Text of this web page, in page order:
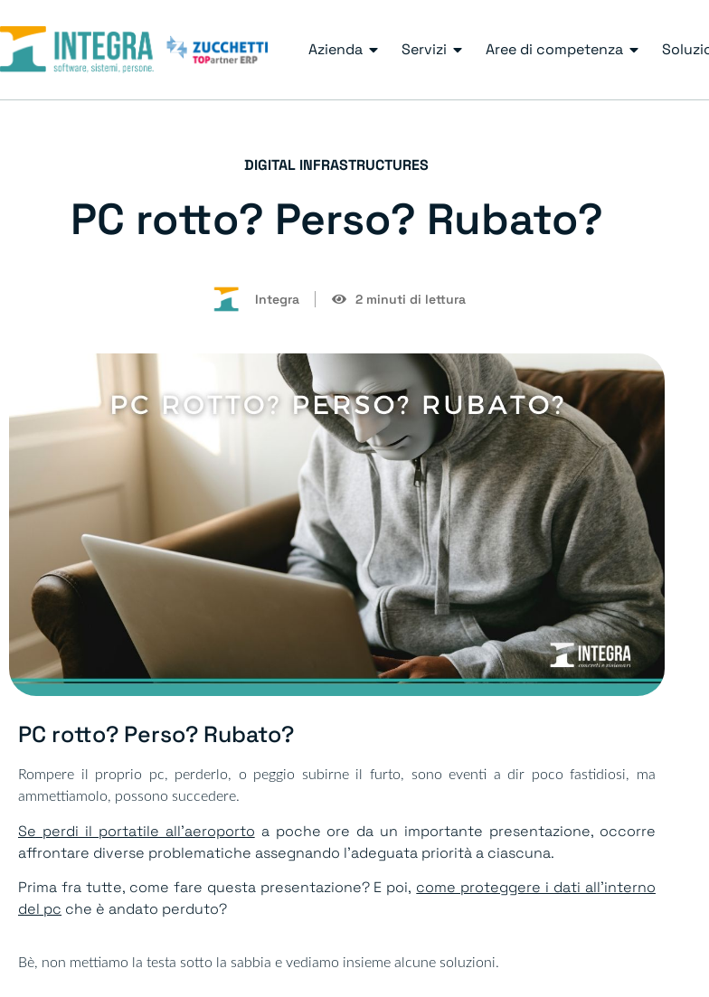
Azienda Servizi Aree di competenza
DIGITAL INFRASTRUCTURES
PC rotto? Perso? Rubato?
Integra 2 minuti di lettura
PC rotto? Perso? Rubato?​
Rompere il proprio pc, perderlo, o peggio subirne il furto, sono eventi a dir poco fastidiosi, ma
ammettiamolo, possono succedere.
Se perdi il portatile all’aeroporto a poche ore da un importante presentazione, occorre
affrontare diverse problematiche assegnando l’adeguata priorità a ciascuna.
Prima fra tutte, come fare questa presentazione? E poi, come proteggere i dati all’interno
del pc che è andato perduto?
Bè, non mettiamo la testa sotto la sabbia e vediamo insieme alcune soluzioni.